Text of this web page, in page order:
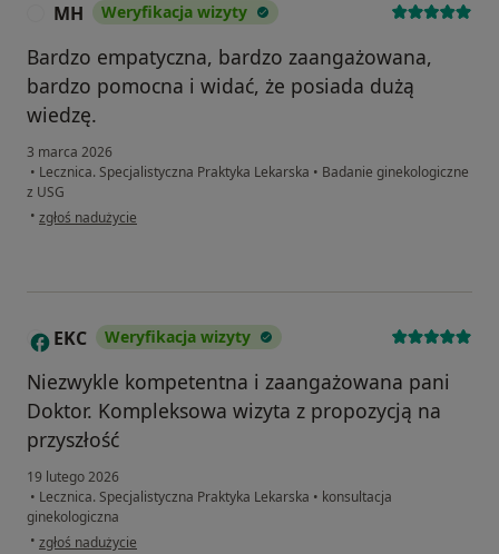
MH Weryfikacja wizyty
Bardzo empatyczna, bardzo zaangażowana,
bardzo pomocna i widać, że posiada dużą
wiedzę.
3 marca 2026
• Lecznica. Specjalistyczna Praktyka Lekarska • Badanie ginekologiczne
z USG
• w opinii użytkownika MH
zgłoś nadużycie
E EKC Weryfikacja wizyty
Niezwykle kompetentna i zaangażowana pani
Doktor. Kompleksowa wizyta z propozycją na
przyszłość
19 lutego 2026
• Lecznica. Specjalistyczna Praktyka Lekarska • konsultacja
ginekologiczna
• w opinii użytkownika EKC
zgłoś nadużycie